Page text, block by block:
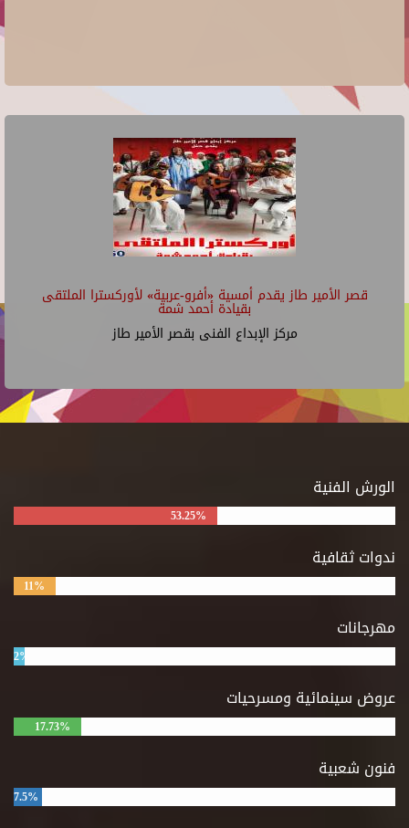
قصر الأمير طاز يقدم أمسية «أفرو-عربية» لأوركسترا الملتقى
بقيادة أحمد شمة
مركز الإبداع الفنى بقصر الأمير طاز
الورش الفنية
53.25%
ندوات ثقافية
11%
مهرجانات
2%
عروض سينمائية ومسرحيات
17.73%
فنون شعبية
7.5%